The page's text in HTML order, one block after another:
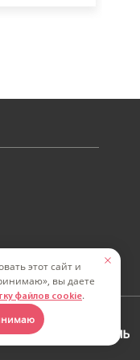
этот сайт и
вы даете
файлов cookie.